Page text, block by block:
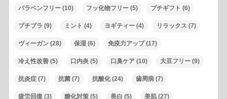
パラベンフリー(10) フッ化物フリー(5) プチギフト (6)
プチプラ (9) ミント (4) ヨギティー(4) リラックス (7)
ヴィーガン(28) 保湿(6) 免疫力アップ(17)
冷え性改善(5) 口内炎(5) 口臭ケア(10) 大豆フリー(9)
抗炎症(7) 抗菌(7) 抗酸化(24) 歯周病(7)
疲労回復(3) 糖化対策(5) 美白 (5) 美肌(27)